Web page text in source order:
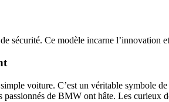
sécurité. Ce modèle incarne l’innovation
simple voiture. C’est un véritable symbole
de BMW ont hâte. Les curieux